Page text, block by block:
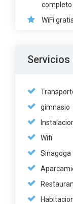
completo
WiFi gratis
Servicios
gimnasio
Wifi
Sinagoga